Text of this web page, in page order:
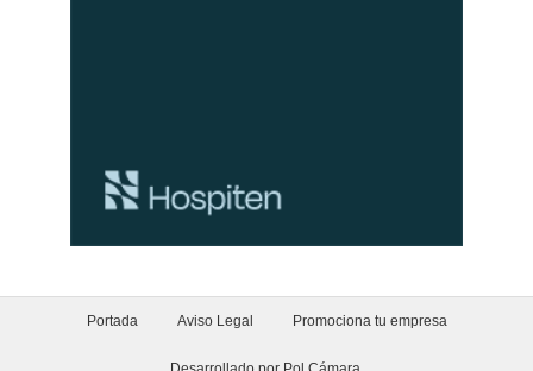
Portada Aviso Legal Promociona tu empresa